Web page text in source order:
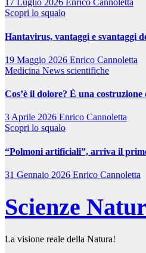
17 Luglio 2026 Enrico Cannoletta
Scopri lo squalo
Hantavirus, vantaggi e svantaggi
19 Maggio 2026 Enrico Cannoletta
Medicina News scientifiche
Cos’è il dolore? È una costruzione
3 Aprile 2026 Enrico Cannoletta
Scopri lo squalo
“Polmoni artificiali”, arriva il
31 Gennaio 2026 Enrico Cannoletta
Scienze
La visione reale della Natura!